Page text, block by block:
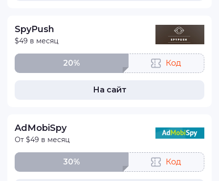
SpyPush
$49 в месяц
20% Код
На сайт
AdMobiSpy
От $49 в месяц
30% Код